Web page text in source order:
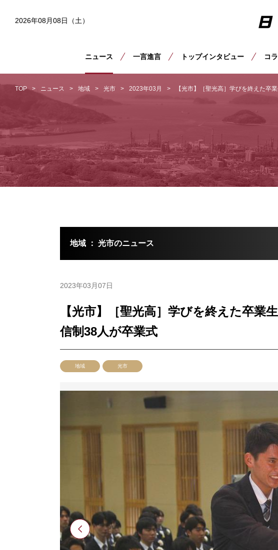
2026年08月08日（土）
ニュース 一言進言 トップインタビュー コ
TOP ニュース 地域 光市 2023年03月 【光市】［聖光高］学びを終えた
地域 ： 光市のニュース
2023年03月07日
【光市】［聖光高］学びを終えた卒
信制38人が卒業式
地域 光市